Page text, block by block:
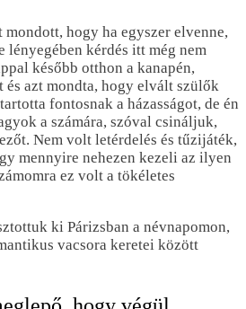
hogy ha egyszer elvenne,
lényegében kérdés itt még nem
később otthon a kanapén,
és azt mondta, hogy elvált szülők
fontosnak a házasságot, de én
a számára, szóval csináljuk,
Nem volt letérdelés és tűzijáték,
mennyire nehezen kezeli az ilyen
ez volt a tökéletes
ki Párizsban a névnapomon,
vacsora keretei között